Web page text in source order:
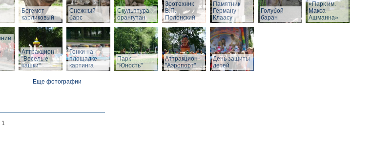
Бегемот
карликовый
Снежный
барс
Скульптура
орангутан
Зоотехник
В.П.
Полонский
Памятник
Герману
Клаасу
Голубой
баран
«Парк им.
Макса
Ашманна»
Аттракцион
"Веселые
чашки"
Гонки на
площадке
картинга
Парк
"Юность"
Аттракцион
"Аэропорт"
День защиты
детей
Еще фотографии
1